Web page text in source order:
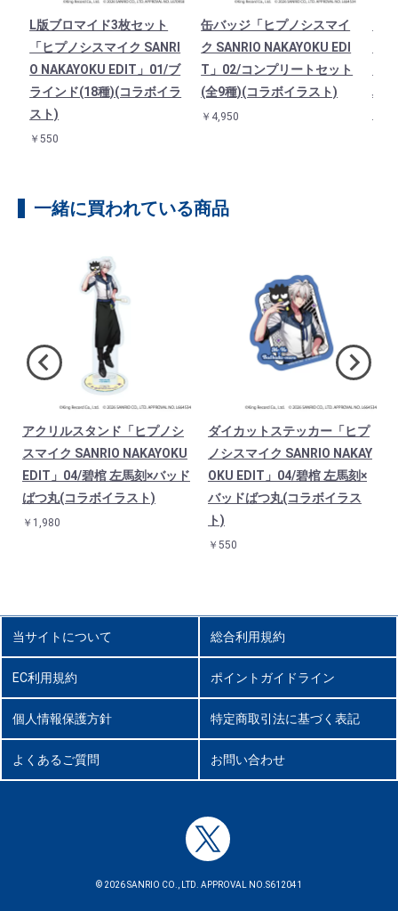
L版ブロマイド3枚セット
「ヒプノシスマイク SANRI
O NAKAYOKU EDIT」01/ブ
ラインド(18種)(コラボイラ
スト)
￥550
缶バッジ「ヒプノシスマイ
ク SANRIO NAKAYOKU EDI
T」02/コンプリートセット
(全9種)(コラボイラスト)
￥4,950
ハ
一緒に買われている商品
アクリルスタンド「ヒプノシ
スマイク SANRIO NAKAYOKU
EDIT」04/碧棺 左馬刻×バッド
ばつ丸(コラボイラスト)
￥1,980
ダイカットステッカー「ヒプ
ノシスマイク SANRIO NAKAY
OKU EDIT」04/碧棺 左馬刻×
バッドばつ丸(コラボイラス
ト)
￥550
当サイトについて 総合利用規約
EC利用規約 ポイントガイドライン
個人情報保護方針 特定商取引法に基づく表記
よくあるご質問 お問い合わせ
© 2026 SANRIO CO., LTD. APPROVAL NO.S612041